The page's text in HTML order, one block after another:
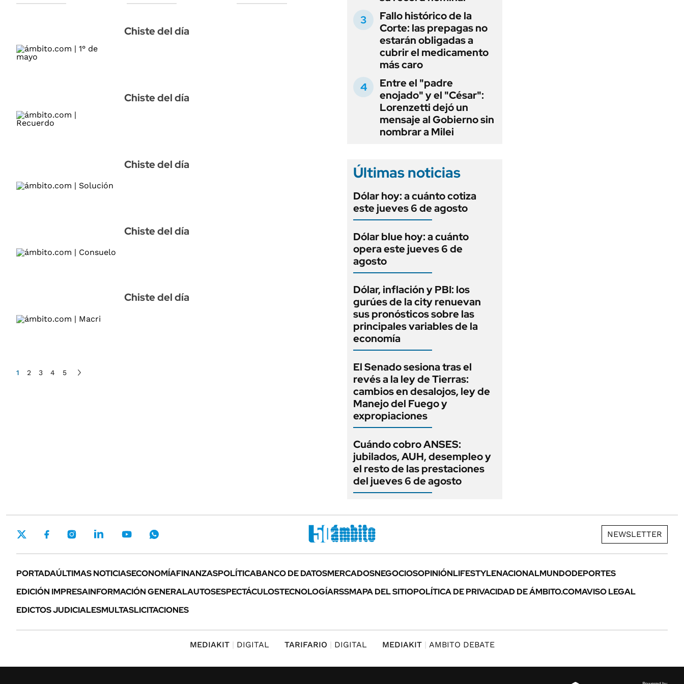
Chiste del día
Chiste del día
Chiste del día
Chiste del día
Chiste del día
1 2 3 4 5
Fallo histórico de la
Corte: las prepagas no
estarán obligadas a
cubrir el medicamento
más caro
Entre el "padre
enojado" y el "César":
Lorenzetti dejó un
mensaje al Gobierno sin
nombrar a Milei
Últimas noticias
Dólar hoy: a cuánto cotiza
este jueves 6 de agosto
Dólar blue hoy: a cuánto
opera este jueves 6 de
agosto
Dólar, inflación y PBI: los
gurúes de la city renuevan
sus pronósticos sobre las
principales variables de la
economía
El Senado sesiona tras el
revés a la ley de Tierras:
cambios en desalojos, ley de
Manejo del Fuego y
expropiaciones
Cuándo cobro ANSES:
jubilados, AUH, desempleo y
el resto de las prestaciones
del jueves 6 de agosto
NEWSLETTER
PORTADAÚLTIMAS NOTICIASECONOMÍAFINANZASPOLÍTICABANCO DE DATOSMERCADOSNEGOCIOSOPINIÓNLIFESTYLENACIONALMUNDODEPORTES
EDICIÓN IMPRESAINFORMACIÓN GENERALAUTOSESPECTÁCULOSTECNOLOGÍARSSMAPA DEL SITIOPOLÍTICA DE PRIVACIDAD DE ÁMBITO.COMAVISO LEGAL
EDICTOS JUDICIALESMULTASLICITACIONES
MEDIAKIT DIGITAL TARIFARIO DIGITAL MEDIAKIT AMBITO DEBATE